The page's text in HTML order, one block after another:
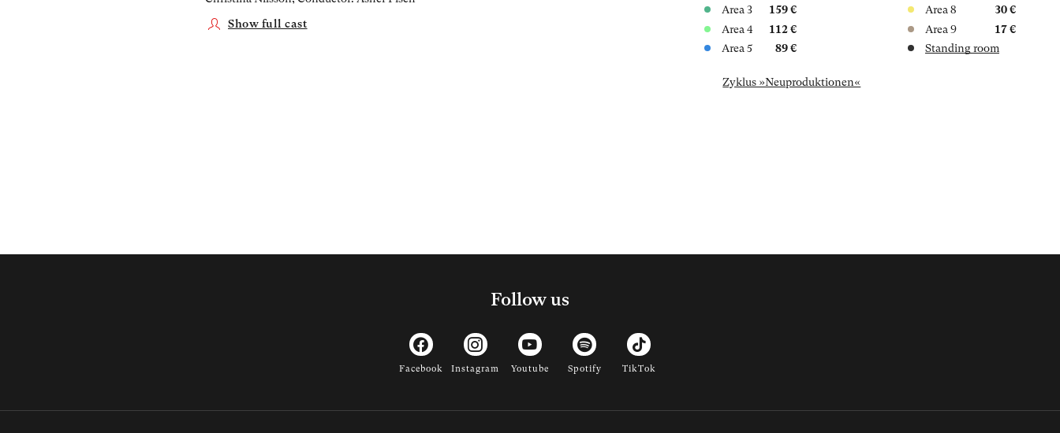
Show full cast
Area 3
159 €
Area 4
112 €
Area 5
89 €
Area 8
30 €
Area 9
17 €
Standing room
Zyklus »Neuproduktionen«
Follow us
Facebook Instagram Youtube Spotify TikTok